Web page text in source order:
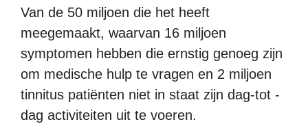
Van de 50 miljoen die het heeft
meegemaakt, waarvan 16 miljoen
symptomen hebben die ernstig genoeg zijn
om medische hulp te vragen en 2 miljoen
tinnitus patiënten niet in staat zijn dag-tot -
dag activiteiten uit te voeren.